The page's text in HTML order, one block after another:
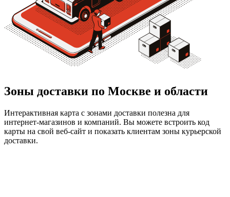
Зоны доставки по Москве и области
Интерактивная карта с зонами доставки полезна для
интернет-магазинов и компаний. Вы можете встроить код
карты на свой веб-сайт и показать клиентам зоны курьерской
доставки.